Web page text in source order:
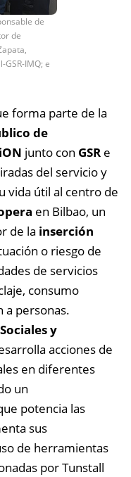
de
de
IMQ; e
forma parte de la
de
junto con GSR e
del servicio y
vida útil al centro de
en Bilbao, un
de la inserción
o riesgo de
de servicios
consumo
a personas.
y
acciones de
en diferentes
un
potencia las
sus
de herramientas
por Tunstall